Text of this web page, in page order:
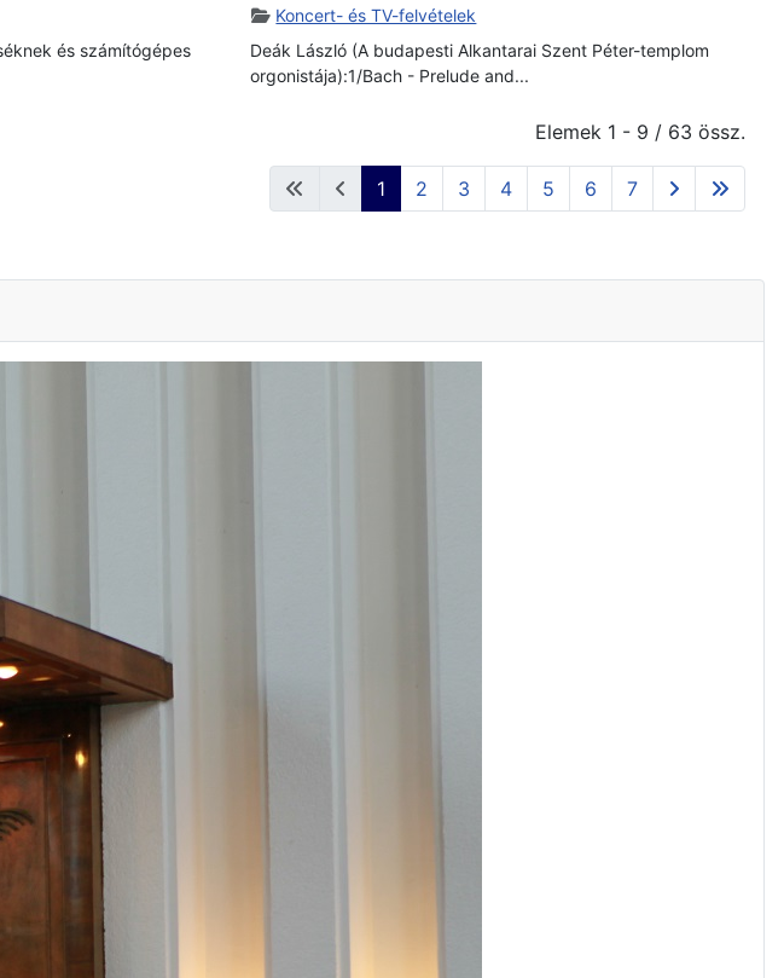
és számítógépes
Koncert- és TV-felvételek
Deák László (A budapesti Alkantarai Szent Péter-templom
orgonistája):1/Bach - Prelude and...
Elemek 1 - 9 / 63 össz.
1 2 3 4 5 6 7